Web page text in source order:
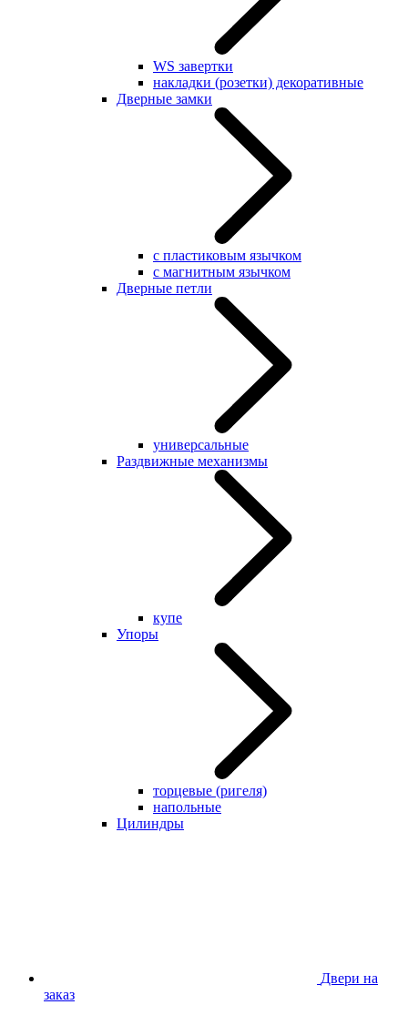
WS завертки
накладки (розетки) декоративные
Дверные замки
с пластиковым язычком
с магнитным язычком
Дверные петли
универсальные
Раздвижные механизмы
купе
Упоры
торцевые (ригеля)
напольные
Цилиндры
Двери на
заказ